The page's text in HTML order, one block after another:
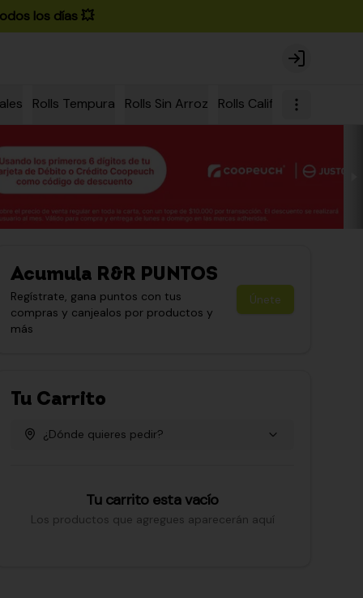
los días 💥
Login
Rolls Tempura Rolls Sin Arroz Rolls California
Acumula R&R PUNTOS
Regístrate, gana puntos con tus
compras y canjealos por productos y
más
Únete
Tu Carrito
¿Dónde quieres pedir?
Tu carrito esta vacío
Los productos que agregues aparecerán aquí